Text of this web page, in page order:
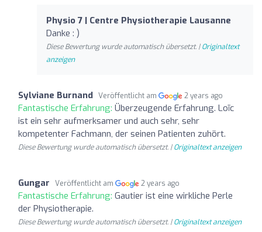
Physio 7 | Centre Physiotherapie Lausanne
Danke : )
Diese Bewertung wurde automatisch übersetzt. |Originaltext
anzeigen
Sylviane Burnand Veröffentlicht am 2 years ago
Fantastische Erfahrung: Überzeugende Erfahrung. Loïc
ist ein sehr aufmerksamer und auch sehr, sehr
kompetenter Fachmann, der seinen Patienten zuhört.
Diese Bewertung wurde automatisch übersetzt. |Originaltext anzeigen
Gungar Veröffentlicht am 2 years ago
Fantastische Erfahrung: Gautier ist eine wirkliche Perle
der Physiotherapie.
Diese Bewertung wurde automatisch übersetzt. |Originaltext anzeigen